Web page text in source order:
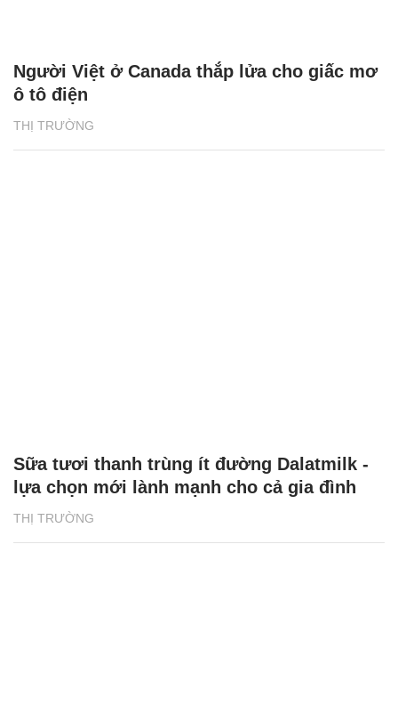
THỊ TRƯỜNG
Người Việt ở Canada thắp lửa cho giấc mơ
ô tô điện
THỊ TRƯỜNG
Sữa tươi thanh trùng ít đường Dalatmilk -
lựa chọn mới lành mạnh cho cả gia đình